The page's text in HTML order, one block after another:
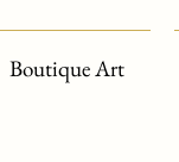
Boutique Art